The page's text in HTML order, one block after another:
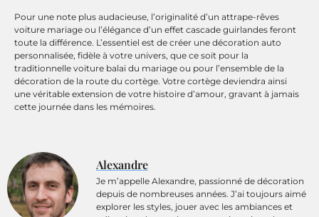
Pour une note plus audacieuse, l’originalité d’un attrape-rêves
voiture mariage ou l’élégance d’un effet cascade guirlandes feront
toute la différence. L’essentiel est de créer une décoration auto
personnalisée, fidèle à votre univers, que ce soit pour la
traditionnelle voiture balai du mariage ou pour l’ensemble de la
décoration de la route du cortège. Votre cortège deviendra ainsi
une véritable extension de votre histoire d’amour, gravant à jamais
cette journée dans les mémoires.
Alexandre
Je m’appelle Alexandre, passionné de décoration
depuis de nombreuses années. J’ai toujours aimé
explorer les styles, jouer avec les ambiances et